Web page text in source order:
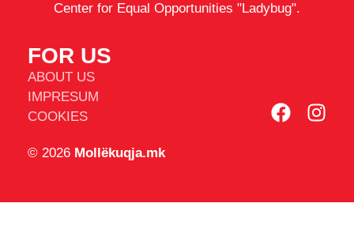
Center for Equal Opportunities "Ladybug".
FOR US
ABOUT US
IMPRESUM
COOKIES
© 2026 Mollëkuqja.mk